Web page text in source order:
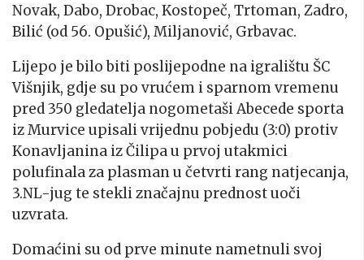
Novak, Dabo, Drobac, Kostopeč, Trtoman, Zadro,
Bilić (od 56. Opušić), Miljanović, Grbavac.
Lijepo je bilo biti poslijepodne na igralištu ŠC
Višnjik, gdje su po vrućem i sparnom vremenu
pred 350 gledatelja nogometaši Abecede sporta
iz Murvice upisali vrijednu pobjedu (3:0) protiv
Konavljanina iz Čilipa u prvoj utakmici
polufinala za plasman u četvrti rang natjecanja,
3.NL-jug te stekli značajnu prednost uoči
uzvrata.
Domaćini su od prve minute nametnuli svoj